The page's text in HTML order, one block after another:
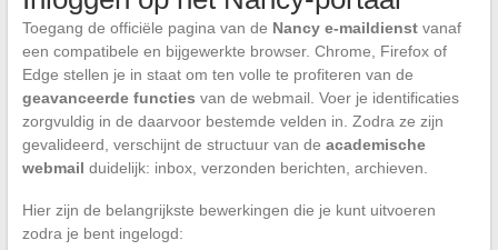
Toegang de officiële pagina van de Nancy e-maildienstvanaf
een compatibele en bijgewerkte browser. Chrome, Firefox of
Edge stellen je in staat om ten volle te profiteren van de
geavanceerde functies van de webmail. Voer je identificaties
zorgvuldig in de daarvoor bestemde velden in. Zodra ze zijn
gevalideerd, verschijnt de structuur van de academische
webmail duidelijk: inbox, verzonden berichten, archieven.
Hier zijn de belangrijkste bewerkingen die je kunt uitvoeren
zodra je bent ingelogd: